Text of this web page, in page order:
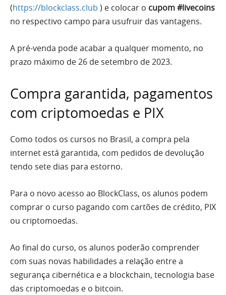
(https://blockclass.club ) e colocar o cupom #livecoins
no respectivo campo para usufruir das vantagens.
A pré-venda pode acabar a qualquer momento, no
prazo máximo de 26 de setembro de 2023.
Compra garantida, pagamentos
com criptomoedas e PIX
Como todos os cursos no Brasil, a compra pela
internet está garantida, com pedidos de devolução
tendo sete dias para estorno.
Para o novo acesso ao BlockClass, os alunos podem
comprar o curso pagando com cartões de crédito, PIX
ou criptomoedas.
Ao final do curso, os alunos poderão comprender
com suas novas habilidades a relação entre a
segurança cibernética e a blockchain, tecnologia base
das criptomoedas e o bitcoin.